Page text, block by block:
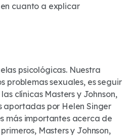
cuanto a explicar
psicológicas. Nuestra
problemas sexuales, es seguir
clínicas Masters y Johnson,
aportadas por Helen Singer
más importantes acerca de
Masters y Johnson,